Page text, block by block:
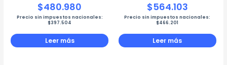
$480.980
Precio sin impuestos nacionales:
$397.504
Leer más
$564.103
Precio sin impuestos nacionales:
$466.201
Leer más